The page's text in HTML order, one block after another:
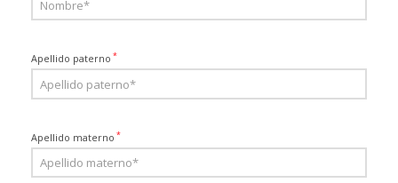
Apellido paterno *
Apellido materno *